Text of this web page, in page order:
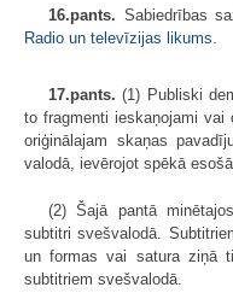
16.pants. Sabiedrības
Radio un televīzijas likums
17.pants. (1) Publiski
to fragmenti ieskaņojami
oriģinālajam skaņas
valodā, ievērojot spēkā
(2) Šajā pantā
subtitri svešvalodā.
un formas vai satura ziņā
subtitriem svešvalodā.